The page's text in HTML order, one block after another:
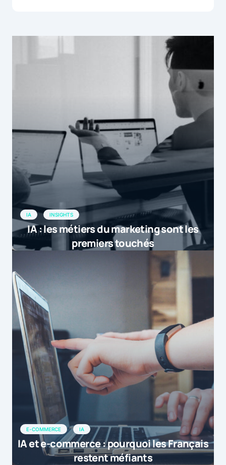
IA INSIGHTS
IA : les métiers du marketing sont les
premiers touchés
E-COMMERCE IA
IA et e-commerce : pourquoi les Français
restent méfiants